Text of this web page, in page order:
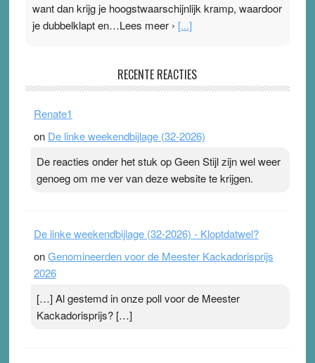
want dan krijg je hoogstwaarschijnlijk kramp, waardoor
je dubbelklapt en…Lees meer › [...]
Ward van Beek
topsporters. Ze hopen ermee hun hartslag te verlagen
terwijl ze meer zuurstof opnemen. Daarop heeft zo’n
ademen’ kan goud waard zijn. Door…Lees meer
Pleisterplakkers in de topspsort ›[...]
RECENTE REACTIES
Renate1
on De linke weekendbijlage (32-2026)
De reacties onder het stuk op Geen Stijl zijn wel weer
genoeg om me ver van deze website te krijgen.
De linke weekendbijlage (32-2026) - Kloptdatwel?
onGenomineerden voor de Meester Kackadorisprijs
2026
[…] Al gestemd in onze poll voor de Meester
Kackadorisprijs? […]